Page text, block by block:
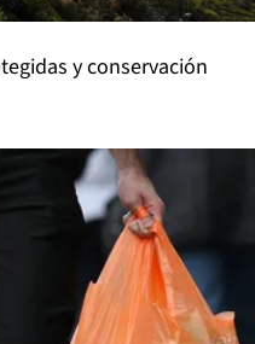
y conservación